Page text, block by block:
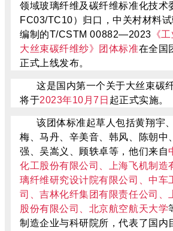
领域玻璃纤维及碳纤维标准化技术
FC03/TC10）归口，中关村材料
编制的T/CSTM 00882—2023 《
大丝束碳纤维纱》团体标准在全国
正式上线发布。
这是国内第一个关于大丝束碳
将于2023年10月7日 起正式实施。
该团体标准起草人包括黄翔宇
梅、马丹、辛美音、韩风、陈朝中
强、吴嵩义、顾轶卓等，他们来自
化工股份有限公司、上海飞机制造
璃纤维研究设计院有限公司、中车
司、吉林化纤集团有限责任公司、
股份有限公司、北京航空航天大学
制造企业与科研院所，代表了国内